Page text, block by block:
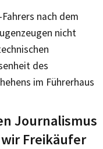
nach dem
nicht
des
im Führerhaus
Journalismus
Freikäufer